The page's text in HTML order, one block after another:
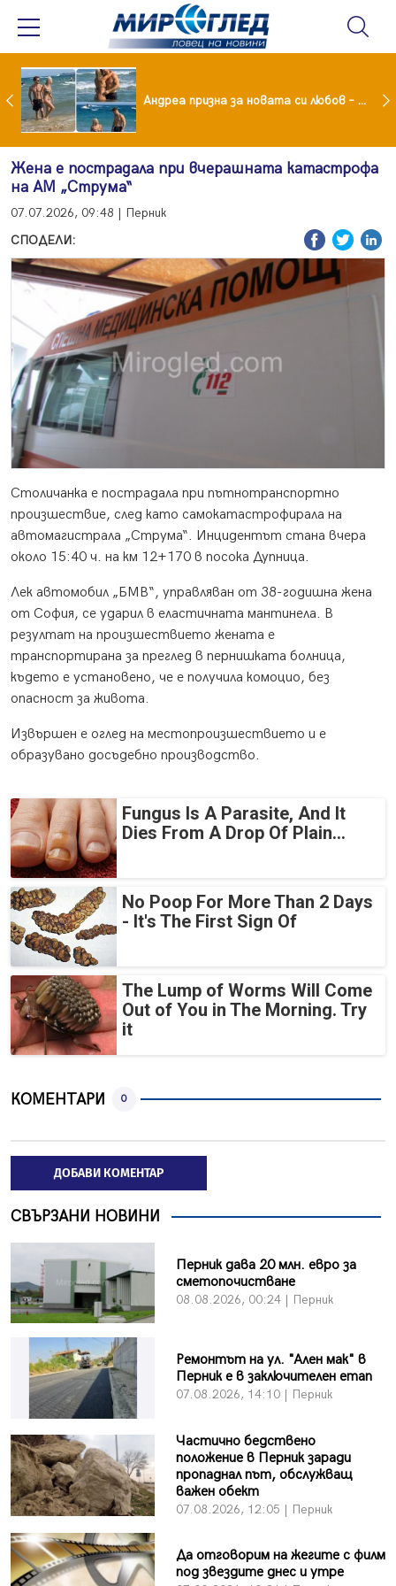
Драма вместо щастие: Звезда от "Татковци" е в болница с високорискова бременност Андреа призна за новата си любов – руснакът Игор
Жена е пострадала при вчерашната катастрофа
на АМ „Струма“
07.07.2026, 09:48 | Перник
СПОДЕЛИ:
Столичанка е пострадала при пътнотранспортно
произшествие, след като самокатастрофирала на
автомагистрала „Струма“. Инцидентът стана вчера
около 15:40 ч. на км 12+170 в посока Дупница.
Лек автомобил „БМВ“, управляван от 38-годишна жена
от София, се ударил в еластичната мантинела. В
резултат на произшествието жената е
транспортирана за преглед в пернишката болница,
където е установено, че е получила комоцио, без
опасност за живота.
Извършен е оглед на местопроизшествието и е
образувано досъдебно производство.
Fungus Is A Parasite, And It
Dies From A Drop Of Plain...
No Poop For More Than 2 Days
- It's The First Sign Of
The Lump of Worms Will Come
Out of You in The Morning. Try
it
КОМЕНТАРИ 0
ДОБАВИ КОМЕНТАР
СВЪРЗАНИ НОВИНИ
Перник дава 20 млн. евро за
сметопочистване
08.08.2026, 00:24 | Перник
Ремонтът на ул. "Ален мак" в
Перник е в заключителен етап
07.08.2026, 14:10 | Перник
Частично бедствено
положение в Перник заради
пропаднал път, обслужващ
важен обект
07.08.2026, 12:05 | Перник
Да отговорим на жегите с филм
под звездите днес и утре